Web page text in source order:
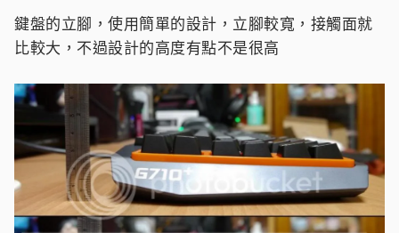
鍵盤的立腳，使用簡單的設計，立腳較寬，接觸面就
比較大，不過設計的高度有點不是很高